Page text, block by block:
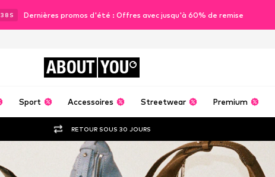
36 S Dernières promos d'été : Offres avec jusqu'à 60% de remise
ABOUT YOU
Sport Accessoires Streetwear Premium
RETOUR SOUS 30 JOURS